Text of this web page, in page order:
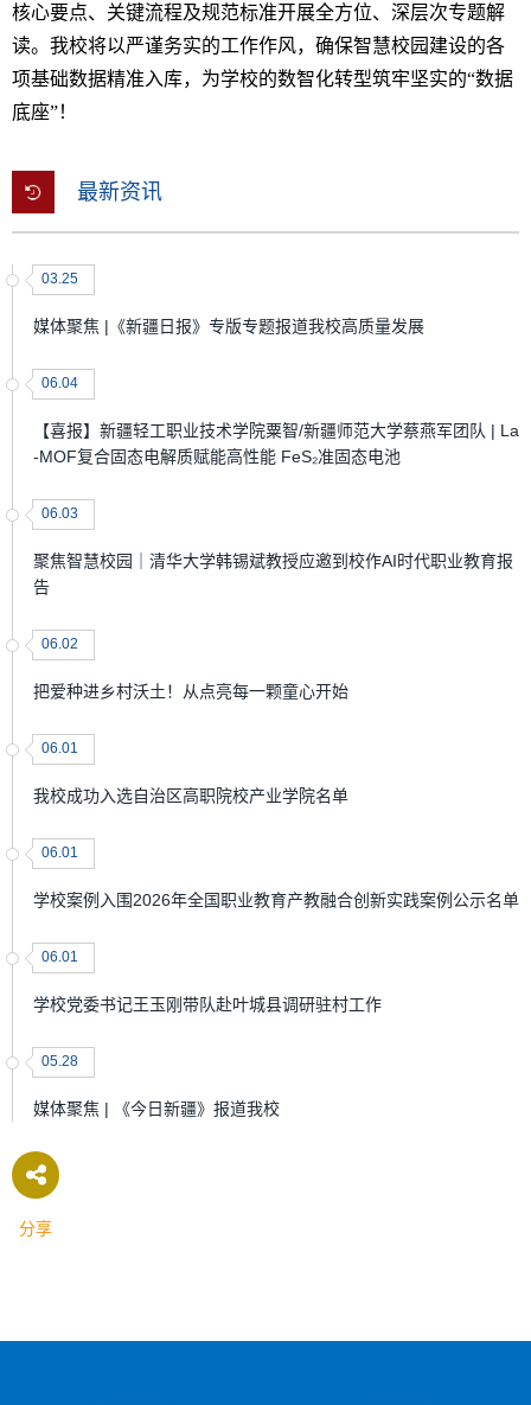
核心要点、关键流程及规范标准开展全方位、深层次专题解
读。我校将以严谨务实的工作作风，确保智慧校园建设的各
项基础数据精准入库，为学校的数智化转型筑牢坚实的“数据
底座”！
最新资讯
03.25
媒体聚焦 |《新疆日报》专版专题报道我校高质量发展
06.04
【喜报】新疆轻工职业技术学院粟智/新疆师范大学蔡燕军团队 | La
-MOF复合固态电解质赋能高性能 FeS₂准固态电池
06.03
聚焦智慧校园｜清华大学韩锡斌教授应邀到校作AI时代职业教育报
告
06.02
把爱种进乡村沃土！从点亮每一颗童心开始
06.01
我校成功入选自治区高职院校产业学院名单
06.01
学校案例入围2026年全国职业教育产教融合创新实践案例公示名单
06.01
学校党委书记王玉刚带队赴叶城县调研驻村工作
05.28
媒体聚焦 | 《今日新疆》报道我校
分享